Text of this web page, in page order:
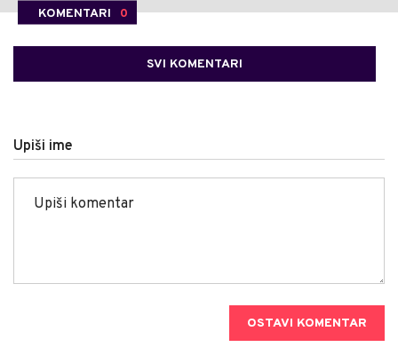
KOMENTARI 0
SVI KOMENTARI
Upiši ime
OSTAVI KOMENTAR